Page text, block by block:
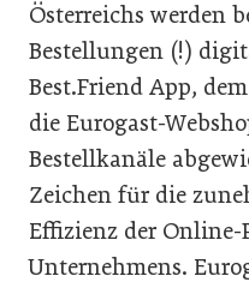
Österreichs werden
Bestellungen (!)
Best.Friend App,
die Eurogast-
Bestellkanäle
Zeichen für die
Effizienz der Online-
Unternehmens.